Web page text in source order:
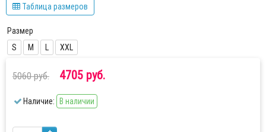
Таблица размеров
Размер
S
M L XXL
5060 руб. 4705 руб.
Наличие: В наличии